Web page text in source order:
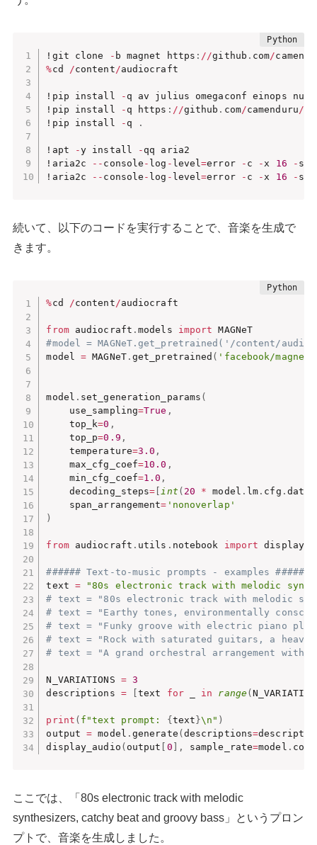
!git clone - b magnet https : //github . com/
%cd /content /audiocraft
!pip install - q av julius omegaconf einops
!pip install
- q https : //github . com/camenduru /
!pip install
- q .
!apt -y install - qq aria2
!aria2c
- - console - log - level=error - c - x 16 - s
!aria2c
- - console - log - level=error - c - x 16 - s
続いて、以下のコードを実行することで、音楽を生成で
きます。
%cd /content/audiocraft
from audiocraft .models import
#model = MAGNeT.get_pretrained('/content/
model = MAGNeT. get_pretrained ( 'facebook/
model . set_generation_params (
    use_sampling
=True ,
    top_k
=0 ,
    top_p
=0.9 ,
    temperature
=3.0 ,
    max_cfg_coef
=10.0 ,
    min_cfg_coef
=1.0 ,
    decoding_steps
= [int ( 20 * model . lm . cfg .
    span_arrangement
= 'nonoverlap'
)
from audiocraft . utils . notebook import
###### Text-to-music prompts - examples ######
text =
"80s electronic track with melodic
# text = "80s electronic track with melodic
# text = "Earthy tones, environmentally
# text = "Funky groove with electric piano
# text = "Rock with saturated guitars, a
# text = "A grand orchestral arrangement
N_VARIATIONS = 3
descriptions = [text for _ in range(
print ( f"text prompt: { text }\n" )
output = model . generate ( descriptions=
display_audio ( output 0 , sample_rate=model .
ここでは、「80s electronic track with melodic
synthesizers, catchy beat and groovy bass」というプロン
プトで、音楽を生成しました。